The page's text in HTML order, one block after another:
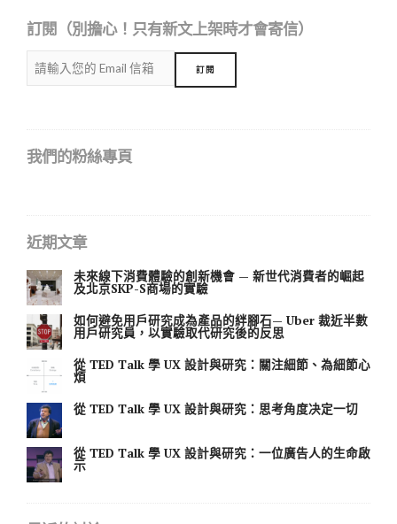
訂閱（別擔心！只有新文上架時才會寄信）
我們的粉絲專頁
近期文章
未來線下消費體驗的創新機會 — 新世代消費者的崛起
及北京SKP-S商場的實驗
如何避免用戶研究成為產品的絆腳石— Uber 裁近半數
用戶研究員，以實驗取代研究後的反思
從 TED Talk 學 UX 設計與研究：關注細節、為細節心
煩
從 TED Talk 學 UX 設計與研究：思考角度决定一切
從 TED Talk 學 UX 設計與研究：一位廣告人的生命啟
示